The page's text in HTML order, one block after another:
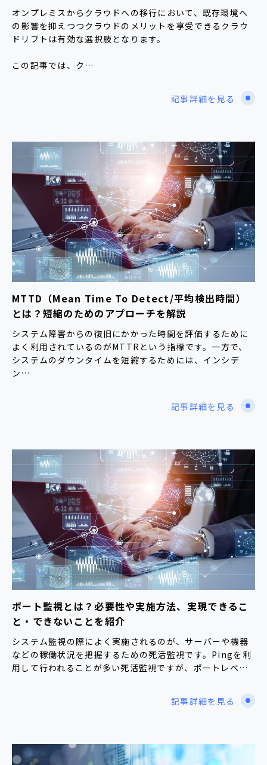
オンプレミスからクラウドへの移行において、既存環境へ
の影響を抑えつつクラウドのメリットを享受できるクラウ
ドリフトは有効な選択肢となります。
この記事では、ク…
記事詳細を見る
MTTD（Mean Time To Detect/平均検出時間）
とは？短縮のためのアプローチを解説
システム障害からの復旧にかかった時間を評価するために
よく利用されているのがMTTRという指標です。一方で、
システムのダウンタイムを短縮するためには、インシデ
ン…
記事詳細を見る
ポート監視とは？必要性や実施方法、実現できるこ
と・できないことを紹介
システム監視の際によく実施されるのが、サーバーや機器
などの稼働状況を把握するための死活監視です。Pingを利
用して行われることが多い死活監視ですが、ポートレベ…
記事詳細を見る